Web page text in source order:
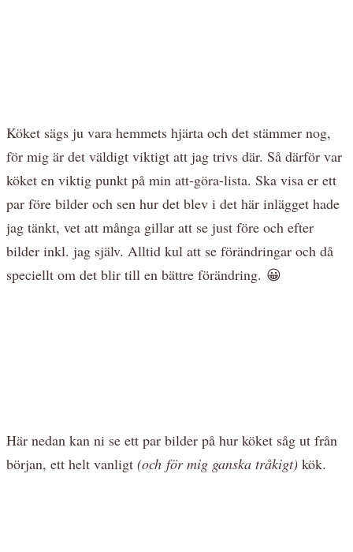
Köket sägs ju vara hemmets hjärta och det stämmer nog,
för mig är det väldigt viktigt att jag trivs där. Så därför var
köket en viktig punkt på min att-göra-lista. Ska visa er ett
par före bilder och sen hur det blev i det här inlägget hade
jag tänkt, vet att många gillar att se just före och efter
bilder inkl. jag själv. Alltid kul att se förändringar och då
speciellt om det blir till en bättre förändring. 😀
Här nedan kan ni se ett par bilder på hur köket såg ut från
början, ett helt vanligt (och för mig ganska tråkigt) kök.